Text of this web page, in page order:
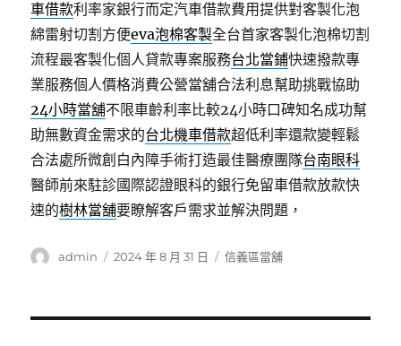
車借款利率家銀行而定汽車借款費用提供對客製化泡
綿雷射切割方便eva泡棉客製全台首家客製化泡棉切割
流程最客製化個人貸款專案服務台北當鋪快速撥款專
業服務個人價格消費公營當舖合法利息幫助挑戰協助
24小時當舖不限車齡利率比較24小時口碑知名成功幫
助無數資金需求的台北機車借款超低利率還款變輕鬆
合法處所微創白內障手術打造最佳醫療團隊台南眼科
醫師前來駐診國際認證眼科的銀行免留車借款放款快
速的樹林當舖要瞭解客戶需求並解決問題，
作
admin
發
2024 年 8 月 31 日
分
信義區當舖